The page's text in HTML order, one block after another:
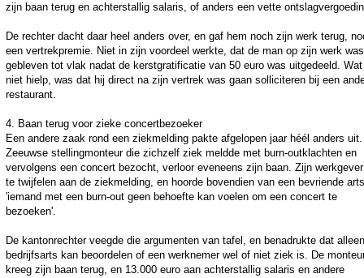
zijn baan terug en achterstallig salaris, of anders een vette
De rechter dacht daar heel anders over, en gaf hem noch zijn werk terug,
een vertrekpremie. Niet in zijn voordeel werkte, dat de man op zijn werk was
gebleven tot vlak nadat de kerstgratificatie van 50 euro was uitgedeeld.
niet hielp, was dat hij direct na zijn vertrek was gaan solliciteren bij een
restaurant.
4. Baan terug voor zieke concertbezoeker
Een andere zaak rond een ziekmelding pakte afgelopen jaar héél anders
Zeeuwse stellingmonteur die zichzelf ziek meldde met burn-outklachten en
vervolgens een concert bezocht, verloor eveneens zijn baan. Zijn
te twijfelen aan de ziekmelding, en hoorde bovendien van een bevriende
'iemand met een burn-out geen behoefte kan voelen om een concert te
bezoeken'.
De kantonrechter veegde die argumenten van tafel, en benadrukte dat
bedrijfsarts kan beoordelen of een werknemer wel of niet ziek is. De
kreeg zijn baan terug, en 13.000 euro aan achterstallig salaris en andere